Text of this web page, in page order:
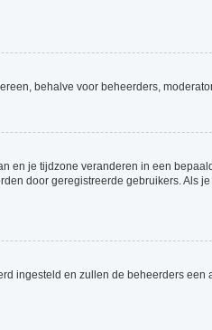
behalve voor beheerders,
en je tijdzone veranderen in een
door geregistreerde gebruikers. Als
ingesteld en zullen de beheerders een